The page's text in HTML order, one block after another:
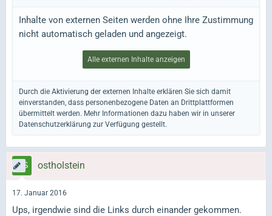
Inhalte von externen Seiten werden ohne Ihre Zustimmung
nicht automatisch geladen und angezeigt.
Alle externen Inhalte anzeigen
Durch die Aktivierung der externen Inhalte erklären Sie sich damit
einverstanden, dass personenbezogene Daten an Drittplattformen
übermittelt werden. Mehr Informationen dazu haben wir in unserer
Datenschutzerklärung zur Verfügung gestellt.
ostholstein
17. Januar 2016
Ups, irgendwie sind die Links durch einander gekommen.